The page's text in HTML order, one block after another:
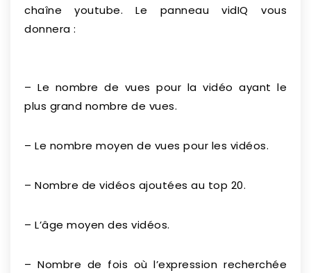
chaîne youtube. Le panneau vidIQ vous
donnera :
– Le nombre de vues pour la vidéo ayant le
plus grand nombre de vues.
– Le nombre moyen de vues pour les vidéos.
– Nombre de vidéos ajoutées au top 20.
– L’âge moyen des vidéos.
– Nombre de fois où l’expression recherchée